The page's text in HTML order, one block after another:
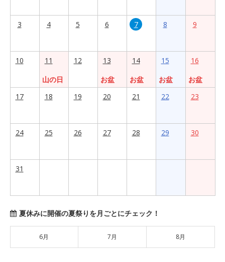
3 4 5 6 7 8 9
10
11
山の日
12
13
お盆
14
お盆
15
お盆
16
お盆
17
18 19 20 21 22 23
24 25 26 27 28 29 30
31
夏休みに開催の夏祭りを月ごとにチェック！
6月 7月 8月